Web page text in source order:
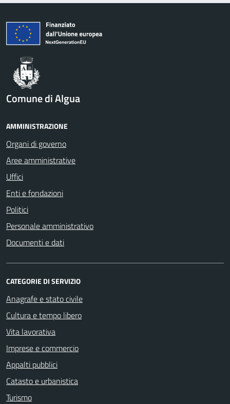
Comune di Algua
AMMINISTRAZIONE
Organi di governo
Aree amministrative
Uffici
Enti e fondazioni
Politici
Personale amministrativo
Documenti e dati
CATEGORIE DI SERVIZIO
Anagrafe e stato civile
Cultura e tempo libero
Vita lavorativa
Imprese e commercio
Appalti pubblici
Catasto e urbanistica
Turismo